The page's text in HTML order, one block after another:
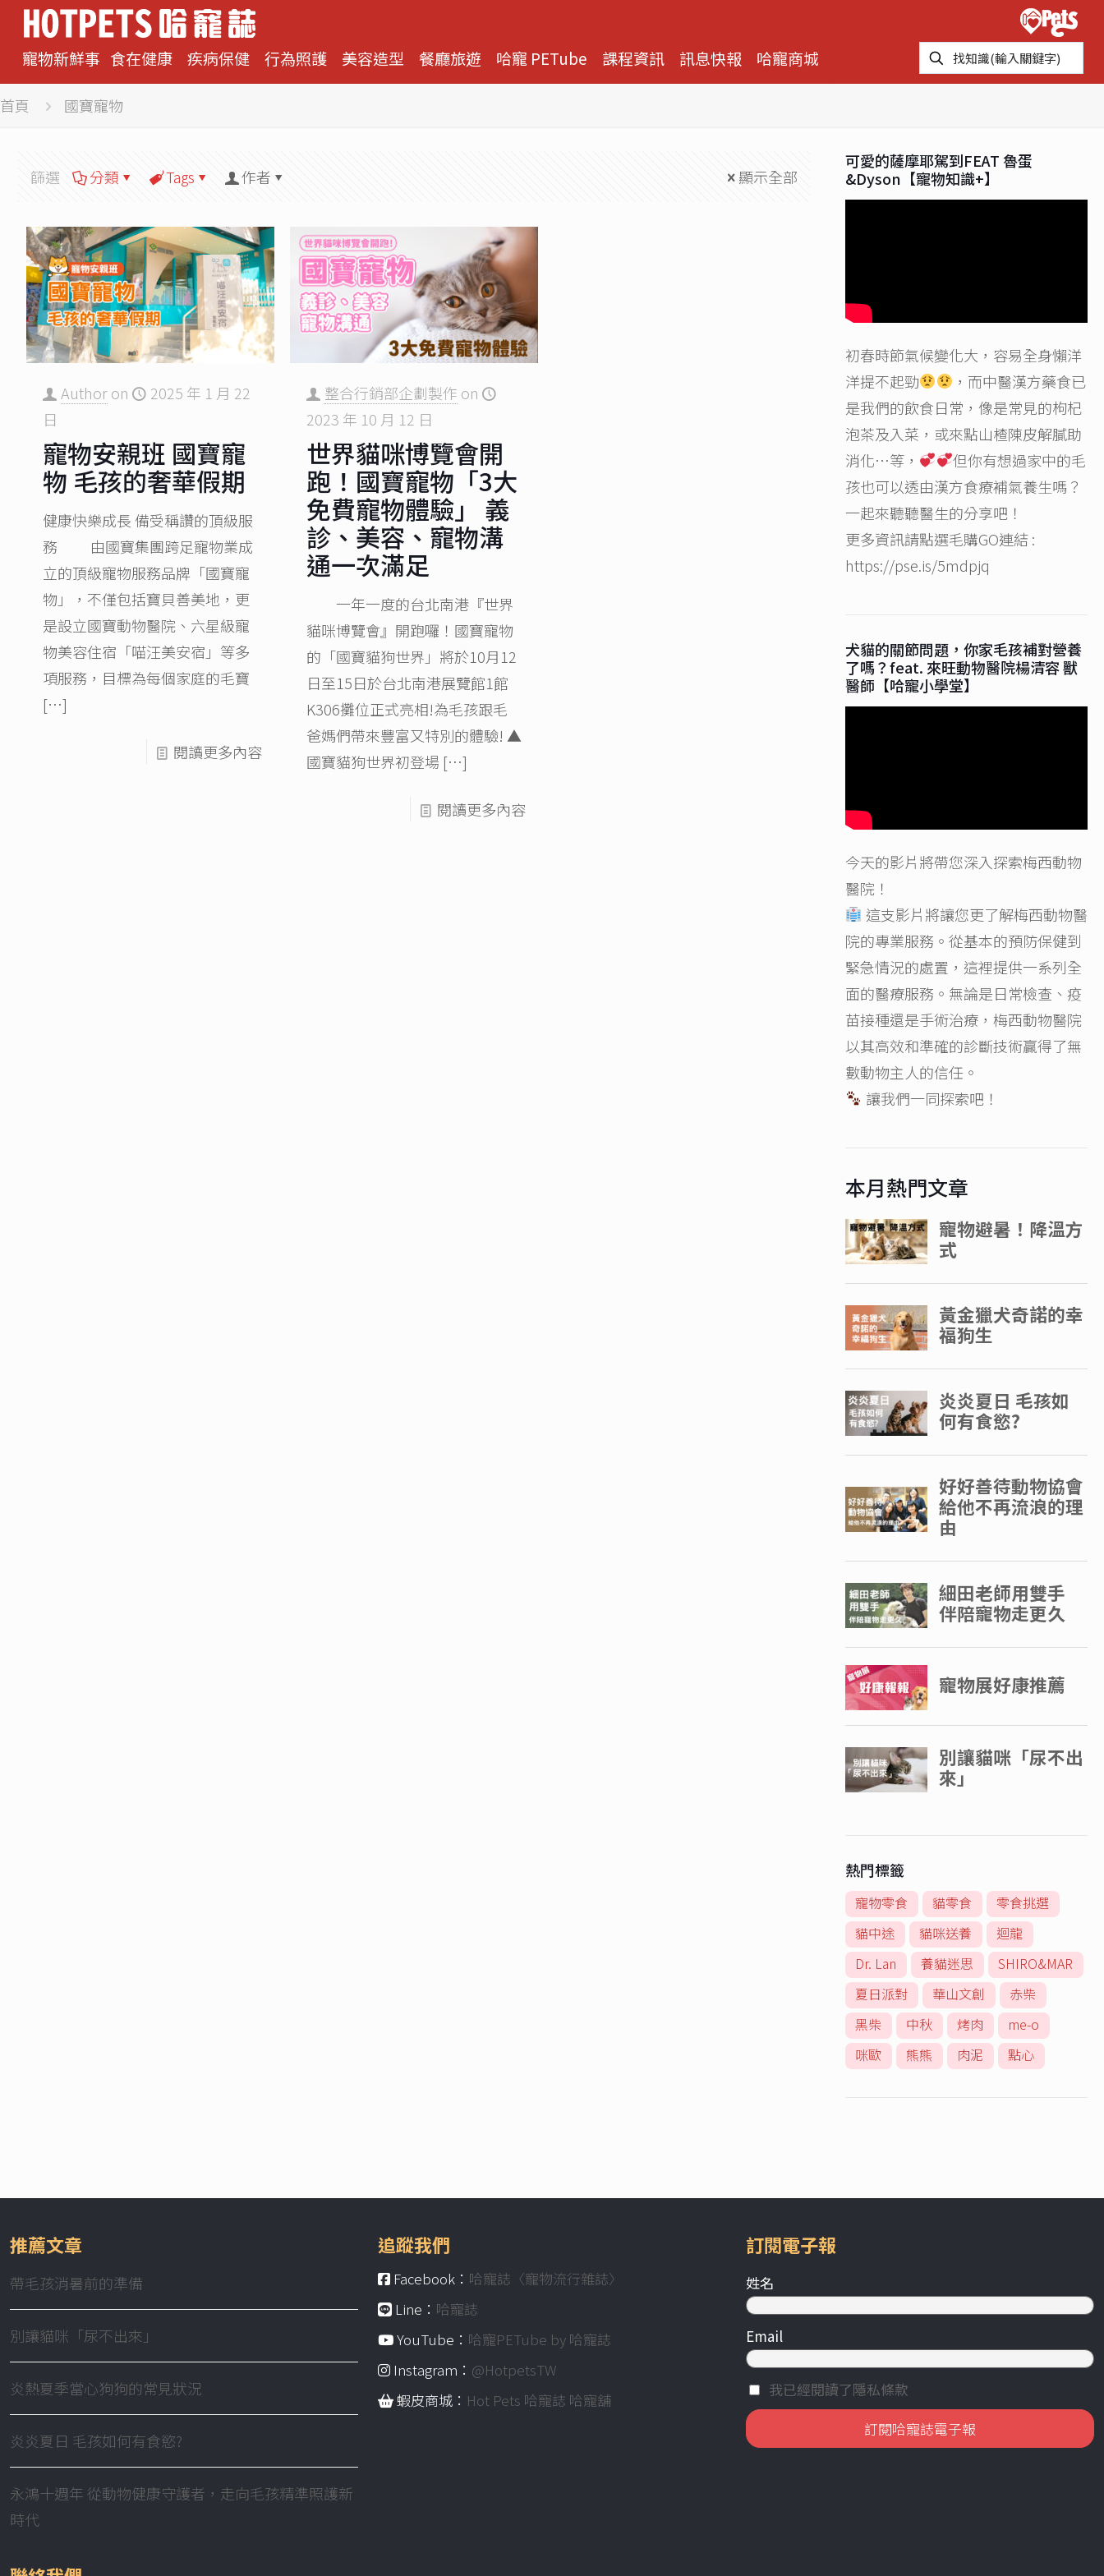
寵物新鮮事 食在健康 疾病保健 行為照護 美容造型 餐廳旅遊 哈寵 PETube 課程資訊 訊息快報 哈寵商城
首頁 國寶寵物
篩選 分類 Tags 作者 顯示全部
Author on
2025 年 1 月 22
日
寵物安親班 國寶寵
物 毛孩的奢華假期
健康快樂成長 備受稱讚的頂級服
務 由國寶集團跨足寵物業成
立的頂級寵物服務品牌「國寶寵
物」，不僅包括寶貝善美地，更
是設立國寶動物醫院、六星級寵
物美容住宿「喵汪美安宿」等多
項服務，目標為每個家庭的毛寶
[…]
閱讀更多內容
整合行銷部企劃製作 on
2023 年 10 月 12 日
世界貓咪博覽會開
跑！國寶寵物「3大
免費寵物體驗」 義
診、美容、寵物溝
通一次滿足
一年一度的台北南港『世界
貓咪博覽會』開跑囉！國寶寵物
的「國寶貓狗世界」將於10月12
日至15日於台北南港展覽館1館
K306攤位正式亮相!為毛孩跟毛
爸媽們帶來豐富又特別的體驗! ▲
國寶貓狗世界初登場 […]
閱讀更多內容
可愛的薩摩耶駕到FEAT 魯蛋
&Dyson【寵物知識+】
初春時節氣候變化大，容易全身懶洋
洋提不起勁
，而中醫漢方藥食已
是我們的飲食日常，像是常見的枸杞
泡茶及入菜，或來點山楂陳皮解膩助
消化…等，
但你有想過家中的毛
孩也可以透由漢方食療補氣養生嗎？
一起來聽聽醫生的分享吧！
更多資訊請點選毛購GO連結 :
https://pse.is/5mdpjq
犬貓的關節問題，你家毛孩補對營養
了嗎？feat. 來旺動物醫院楊清容 獸
醫師【哈寵小學堂】
今天的影片將帶您深入探索梅西動物
醫院！
這支影片將讓您更了解梅西動物醫
院的專業服務。從基本的預防保健到
緊急情況的處置，這裡提供一系列全
面的醫療服務。無論是日常檢查、疫
苗接種還是手術治療，梅西動物醫院
以其高效和準確的診斷技術贏得了無
數動物主人的信任。
讓我們一同探索吧！
本月熱門文章
熱門標籤
寵物零食 貓零食
零食挑選
貓中途
貓咪送養
迴龍
Dr. Lan
養貓迷思
SHIRO&MAR
夏日派對
華山文創
赤柴
黑柴
中秋 烤肉
me-o
咪歐
熊熊 肉泥 點心
推薦文章
帶毛孩消暑前的準備
別讓貓咪「尿不出來」
炎熱夏季當心狗狗的常見狀況
炎炎夏日 毛孩如何有食慾?
永鴻十週年 從動物健康守護者，走向毛孩精準照護新
時代
追蹤我們
Facebook： 哈寵誌〈寵物流行雜誌〉
Line： 哈寵誌
YouTube： 哈寵PETube by 哈寵誌
Instagram： @HotpetsTW
蝦皮商城： Hot Pets 哈寵誌 哈寵舖
訂閱電子報
姓名
Email
我已經閱讀了隱私條款